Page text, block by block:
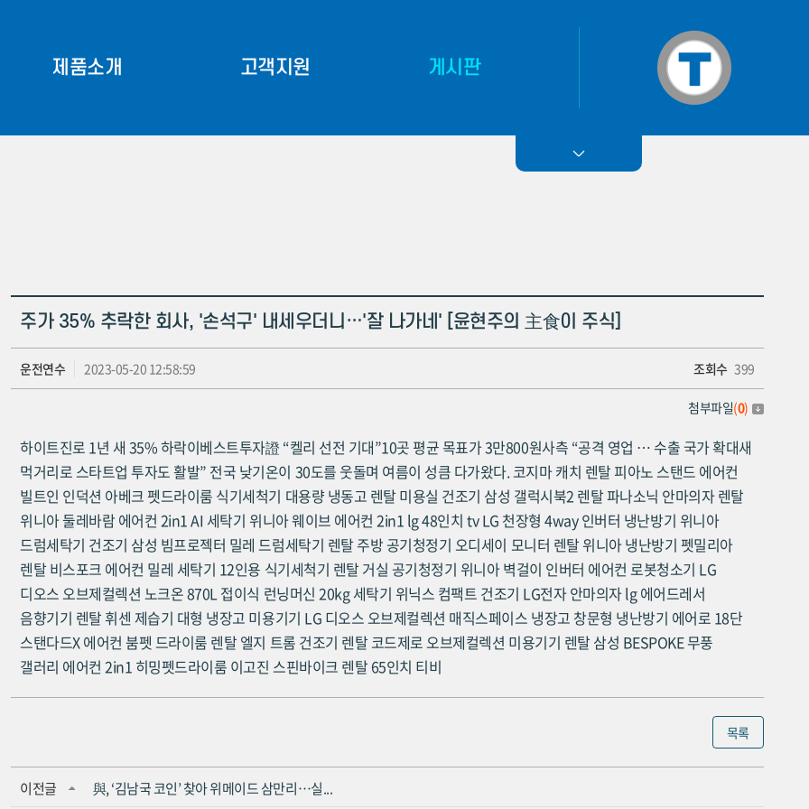
제품소개
고객지원
게시판
주가 35% 추락한 회사, '손석구' 내세우더니…'잘 나가네' [윤현주의 主食이 주식]
운전연수 2023-05-20 12:58:59 조회수 399
첨부파일(0)
하이트진로 1년 새 35% 하락이베스트투자證 “켈리 선전 기대”10곳 평균 목표가 3만800원사측 “공격 영업 … 수출 국가 확대새
먹거리로 스타트업 투자도 활발” 전국 낮기온이 30도를 웃돌며 여름이 성큼 다가왔다.코지마 캐치 렌탈 피아노 스탠드 에어컨
빌트인 인덕션 아베크 펫드라이룸 식기세척기 대용량 냉동고 렌탈 미용실 건조기 삼성 갤럭시북2 렌탈파나소닉 안마의자 렌탈
위니아 둘레바람 에어컨 2in1AI 세탁기 위니아 웨이브 에어컨 2in1 lg 48인치 tv LG 천장형 4way 인버터 냉난방기 위니아
드럼세탁기 건조기 삼성 빔프로젝터 밀레 드럼세탁기 렌탈주방 공기청정기 오디세이 모니터 렌탈 위니아 냉난방기 펫밀리아
렌탈 비스포크 에어컨 밀레 세탁기 12인용 식기세척기 렌탈 거실 공기청정기 위니아 벽걸이 인버터 에어컨 로봇청소기 LG
디오스 오브제컬렉션 노크온 870L접이식 런닝머신 20kg 세탁기 위닉스 컴팩트 건조기 LG전자 안마의자lg 에어드레서
음향기기 렌탈 휘센 제습기 대형 냉장고 미용기기 LG 디오스 오브제컬렉션 매직스페이스 냉장고 창문형 냉난방기 에어로 18단
스탠다드X 에어컨 붐펫 드라이룸 렌탈 엘지 트롬 건조기 렌탈 코드제로 오브제컬렉션 미용기기 렌탈 삼성 BESPOKE 무풍
갤러리 에어컨 2in1 히밍펫드라이룸 이고진 스핀바이크 렌탈 65인치 티비
목록
이전글 與, ‘김남국 코인’ 찾아 위메이드 삼만리…실...